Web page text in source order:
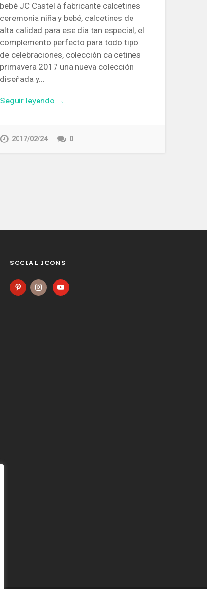
bebé JC Castellà fabricante calcetines
ceremonia niña y bebé, calcetines de
alta calidad para ese dia tan especial, el
complemento perfecto para todo tipo
de celebraciones, colección calcetines
primavera 2017 una nueva colección
diseñada y…
Seguir leyendo →
2017/02/24 0
SOCIAL ICONS